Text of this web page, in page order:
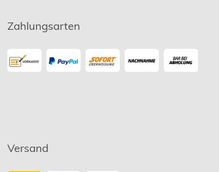
Zahlungsarten
Versand